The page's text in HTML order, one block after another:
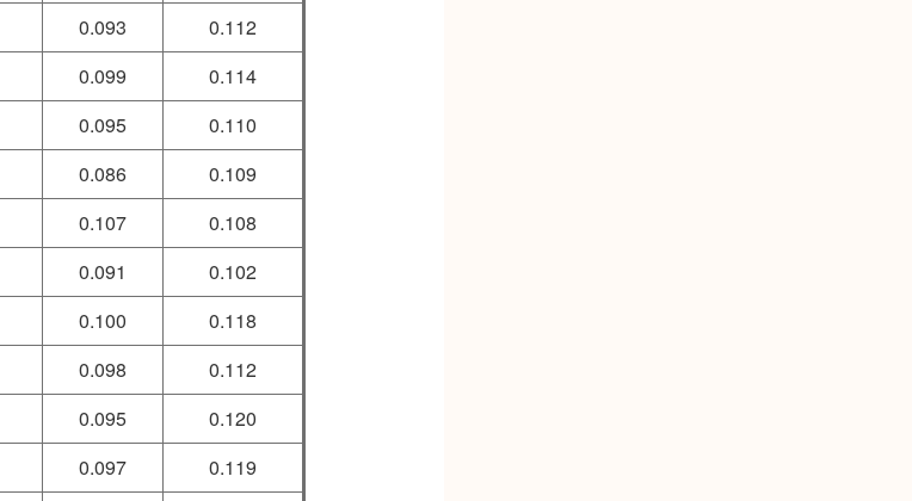
0.093
0.112
0.099
0.114
0.095
0.110
0.086
0.109
0.107
0.108
0.091
0.102
0.100
0.118
0.098
0.112
0.095
0.120
0.097
0.119